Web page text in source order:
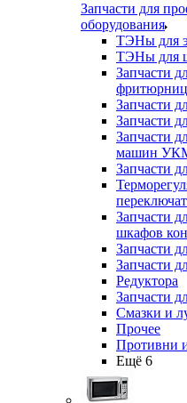
Запчасти для
оборудования
ТЭНы для
ТЭНы для
Запчасти
фритюрниц
Запчасти
Запчасти
Запчасти
машин
Запчасти
Запчасти
шкафов
Запчасти
Запчасти
Редуктора
Запчасти
Смазки и
Прочее
Противни
Ещё 6